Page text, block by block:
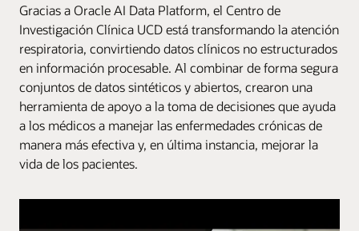
Gracias a Oracle AI Data Platform, el Centro de
Investigación Clínica UCD está transformando la atención
respiratoria, convirtiendo datos clínicos no estructurados
en información procesable. Al combinar de forma segura
conjuntos de datos sintéticos y abiertos, crearon una
herramienta de apoyo a la toma de decisiones que ayuda
a los médicos a manejar las enfermedades crónicas de
manera más efectiva y, en última instancia, mejorar la
vida de los pacientes.